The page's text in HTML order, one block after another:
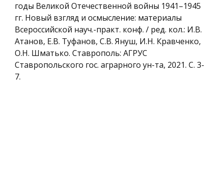
годы Великой Отечественной войны 1941–1945
гг. Новый взгляд и осмысление: материалы
Всероссийской науч.-практ. конф. / ред. кол.: И.В.
Атанов, Е.В. Туфанов, С.В. Януш, И.Н. Кравченко,
О.Н. Шматько. Ставрополь: АГРУС
Ставропольского гос. аграрного ун-та, 2021. С. 3-
7.